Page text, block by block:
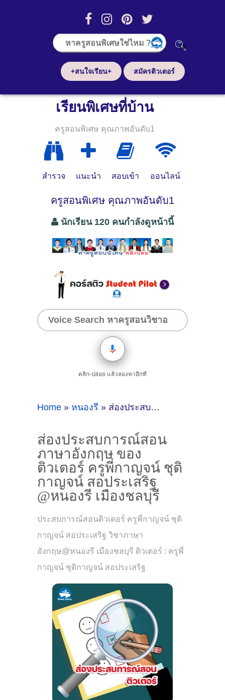
+สนใจเรียน+ สมัครติวเตอร์
เรียนพิเศษที่บ้าน
ครูสอนพิเศษ คุณภาพอันดับ1
สำรวจ แนะนำ สอบเข้า ออนไลน์
ครูสอนพิเศษ คุณภาพอันดับ1
นักเรียน 120 คนกำลังดูหน้านี้
คลิก-ปล่อย แล้วลองหาอีกที
Home » หนองรี » ส่องประสบการณ์สอนภาษาอังกฤษ ของติวเตอร์ ครูพี่กาญจน์ ชุติกาญจน์ สอประเสริฐ @หนองรี เมืองชลบุรี
ส่องประสบการณ์สอน
ภาษาอังกฤษ ของ
ติวเตอร์ ครูพี่กาญจน์ ชุติ
กาญจน์ สอประเสริฐ
@หนองรี เมืองชลบุรี
ประสบการณ์สอนติวเตอร์ ครูพี่กาญจน์ ชุติ
กาญจน์ สอประเสริฐ วิชาภาษา
อังกฤษ@หนองรี เมืองชลบุรี ติวเตอร์ : ครูพี่
กาญจน์ ชุติกาญจน์ สอประเสริฐ